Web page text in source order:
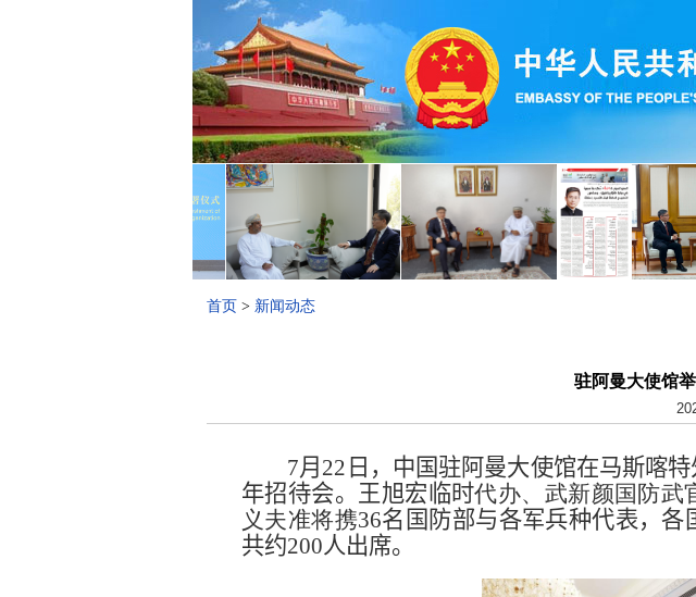
首页 > 新闻动态
驻阿曼大使馆
7月 22 日，中国驻阿曼大使馆在马斯喀
年招待会。王旭宏临时代办、武新颜国防武
义夫准将携36名国防部与各军兵种代表，
共约200人出席。